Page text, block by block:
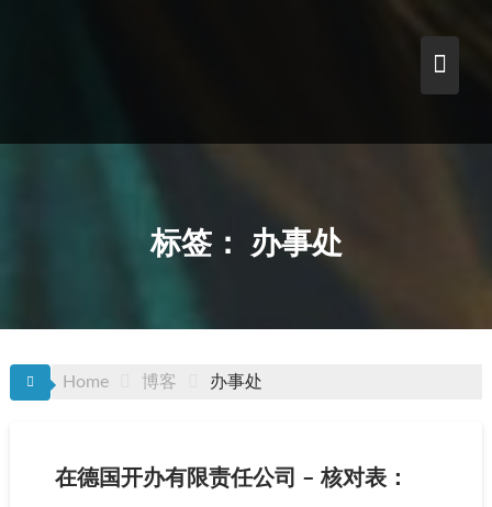
标签： 办事处
Home 博客 办事处
在德国开办有限责任公司 – 核对表：